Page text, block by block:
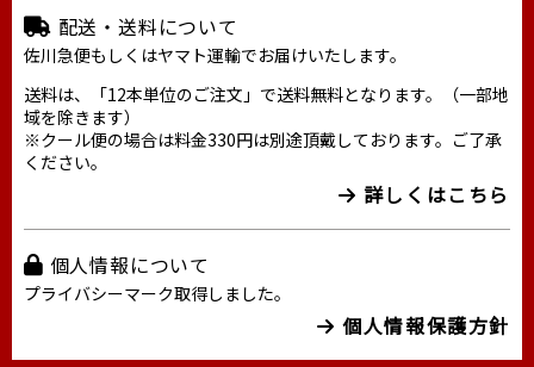
配送・送料について
佐川急便もしくはヤマト運輸でお届けいたします。
送料は、「12本単位のご注文」で送料無料となります。（一部地
域を除きます）
※クール便の場合は料金330円は別途頂戴しております。ご了承
ください。
詳しくはこちら
個人情報について
プライバシーマーク取得しました。
個人情報保護方針